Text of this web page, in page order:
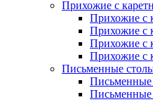
Прихожие с
Прихожие с
Прихожие с
Прихожие с
Прихожие с
Письменные
Письменные
Письменные